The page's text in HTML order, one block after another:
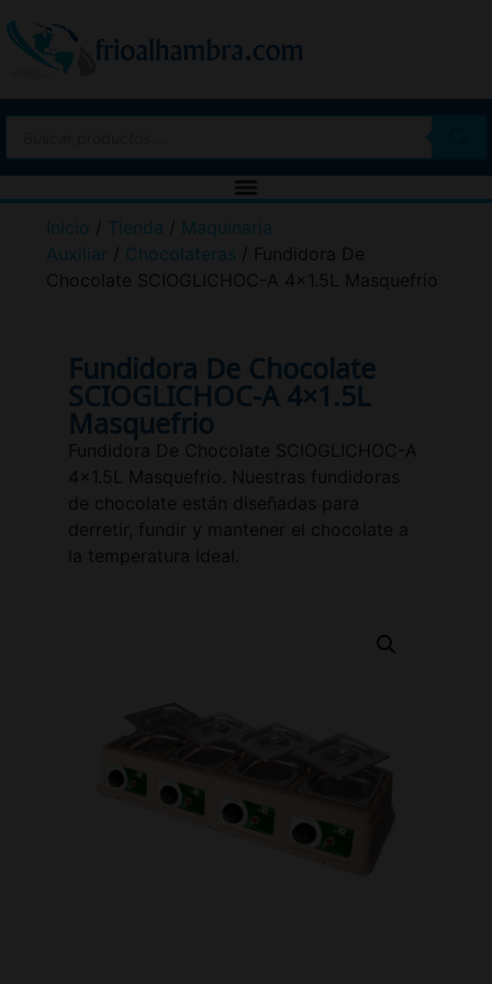
Inicio / Tienda / Maquinaria
Auxiliar / Chocolateras / Fundidora De
Chocolate SCIOGLICHOC-A 4×1.5L Masquefrio
Fundidora De Chocolate
SCIOGLICHOC-A 4×1.5L
Masquefrio
Fundidora De Chocolate SCIOGLICHOC-A
4×1.5L Masquefrio. Nuestras fundidoras
de chocolate están diseñadas para
derretir, fundir y mantener el chocolate a
la temperatura ideal.